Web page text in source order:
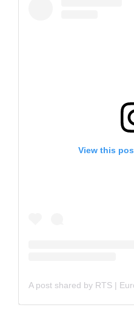
View this